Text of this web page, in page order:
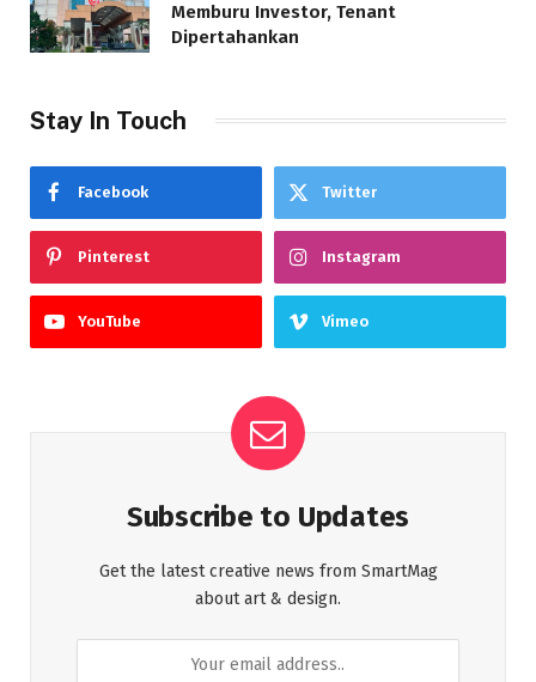
Memburu Investor, Tenant
Dipertahankan
Stay In Touch
Facebook Twitter
Pinterest Instagram
YouTube Vimeo
Subscribe to Updates
Get the latest creative news from SmartMag
about art & design.